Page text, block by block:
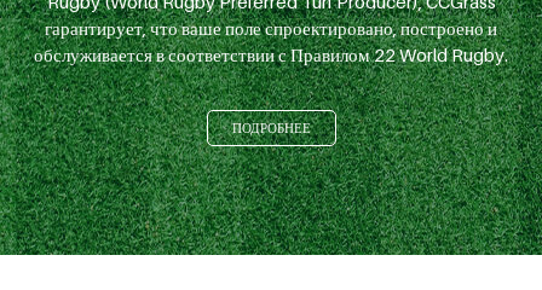
гарантирует, что ваше поле спроектировано, построено и
обслуживается в соответствии с Правилом 22 World Rugby.
ПОДРОБНЕЕ